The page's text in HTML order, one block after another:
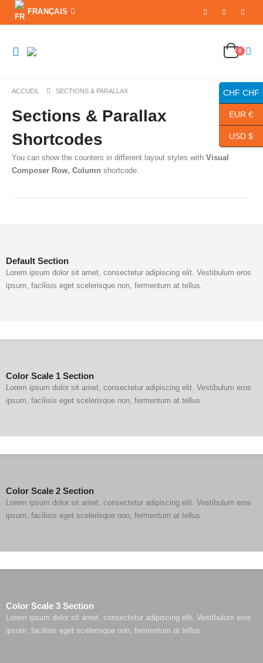
FRANÇAIS
0
ACCUEIL SECTIONS & PARALLAX
Sections & Parallax
Shortcodes
You can show the counters in different layout styles with Visual
Composer Row, Column shortcode.
Default Section
Lorem ipsum dolor sit amet, consectetur adipiscing elit. Vestibulum eros
ipsum, facilisis eget scelerisque non, fermentum at tellus.
Color Scale 1 Section
Lorem ipsum dolor sit amet, consectetur adipiscing elit. Vestibulum eros
ipsum, facilisis eget scelerisque non, fermentum at tellus.
Color Scale 2 Section
Lorem ipsum dolor sit amet, consectetur adipiscing elit. Vestibulum eros
ipsum, facilisis eget scelerisque non, fermentum at tellus.
Color Scale 3 Section
Lorem ipsum dolor sit amet, consectetur adipiscing elit. Vestibulum eros
ipsum, facilisis eget scelerisque non, fermentum at tellus.
CHF CHF
EUR €
USD $